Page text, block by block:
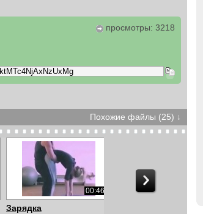
просмотры: 3218
Похожие файлы (25) ↓
00:46
Зарядка